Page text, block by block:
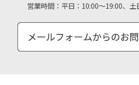
営業時間： 平日：10:00～19:00、土